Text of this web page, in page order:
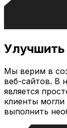
Улучшить
Мы верим в
веб-сайтов. В
является
клиенты
выполнить